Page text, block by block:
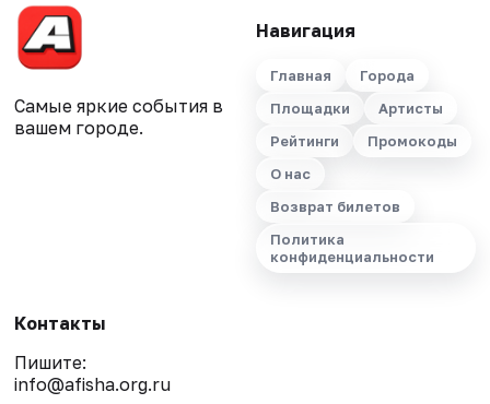
Самые яркие события в
вашем городе.
Навигация
Главная
Города
Площадки
Артисты
Рейтинги
Промокоды
О нас
Возврат билетов
Политика
конфиденциальности
Контакты
Пишите:
info@afisha.org.ru